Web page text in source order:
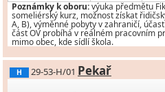
Poznámky k oboru:výuka předmětu
someliérský kurz, možnost získat
A, B), výměnné pobyty v zahraničí,
část OV probíhá v reálném pracovním
mimo obec, kde sídlí škola.
H 29-53-H/01 Pekař